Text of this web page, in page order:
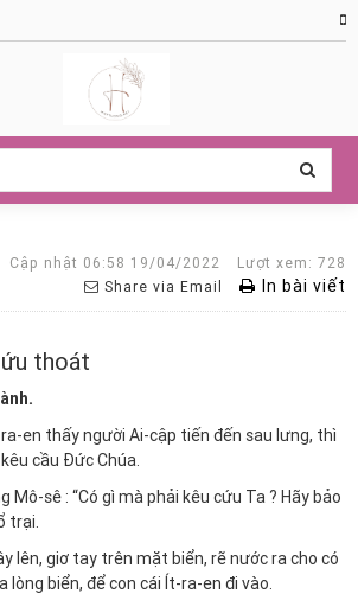
Cập nhật 06:58 19/04/2022
Lượt xem: 728
Share via Email
In bài viết
thoát
ra-en thấy người Ai-cập tiến đến sau lưng, thì
cầu Đức Chúa.
Mô-sê : “Có gì mà phải kêu cứu Ta ? Hãy bảo
trại.
lên, giơ tay trên mặt biển, rẽ nước ra cho có
lòng biển, để con cái Ít-ra-en đi vào.